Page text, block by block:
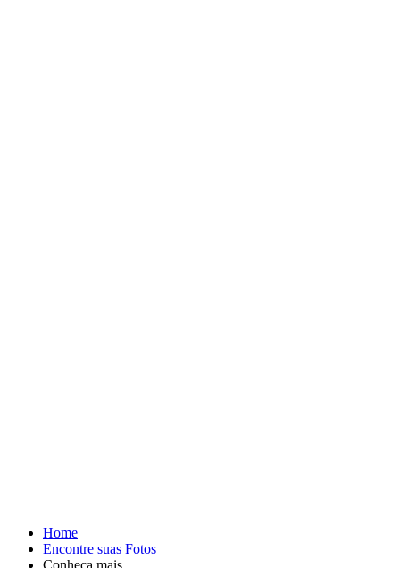
Home
Encontre suas Fotos
Conheça mais